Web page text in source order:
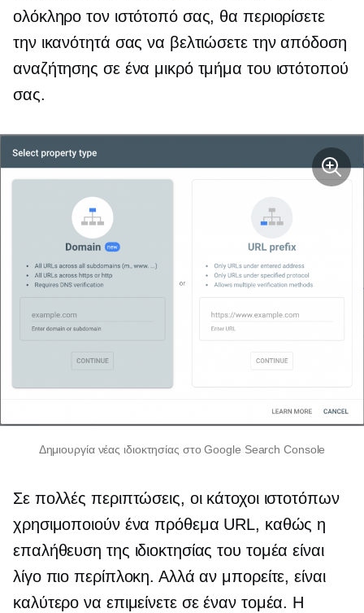
ολόκληρο τον ιστότοπό σας, θα περιορίσετε
την ικανότητά σας να βελτιώσετε την απόδοση
αναζήτησης σε ένα μικρό τμήμα του ιστότοπού
σας.
Δημιουργία νέας ιδιοκτησίας στο Google Search Console
Σε πολλές περιπτώσεις, οι κάτοχοι ιστοτόπων
χρησιμοποιούν ένα πρόθεμα URL, καθώς η
επαλήθευση της ιδιοκτησίας του τομέα είναι
λίγο πιο περίπλοκη. Αλλά αν μπορείτε, είναι
καλύτερο να επιμείνετε σε έναν τομέα. Η